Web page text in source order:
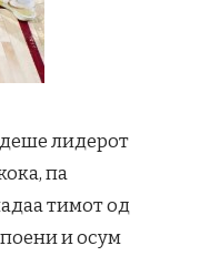
лидерот
па
тимот од
поени и осум